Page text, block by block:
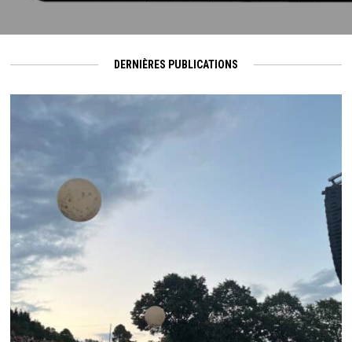
DERNIÈRES PUBLICATIONS